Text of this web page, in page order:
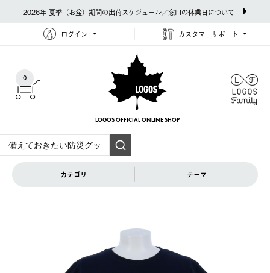
2026年 夏季（お盆）期間の出荷スケジュール／窓口の休業日について
ログイン カスタマーサポート
0
LOGOS OFFICIAL ONLINE SHOP
カテゴリ テーマ